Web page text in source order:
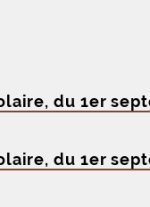
du 1er
du 1er